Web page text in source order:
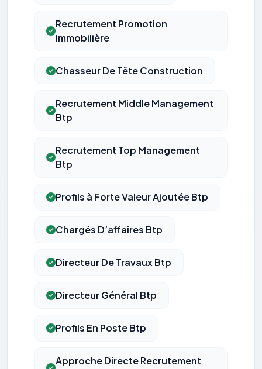
Recrutement Promotion
Immobilière
Chasseur De Tête Construction
Recrutement Middle Management
Btp
Recrutement Top Management
Btp
Profils à Forte Valeur Ajoutée Btp
Chargés D’affaires Btp
Directeur De Travaux Btp
Directeur Général Btp
Profils En Poste Btp
Approche Directe Recrutement